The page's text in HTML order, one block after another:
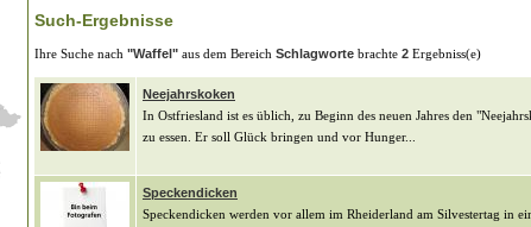
Such-Ergebnisse
Ihre Suche nach "Waffel" aus dem Bereich Schlagworte brachte 2 Ergebniss(e)
Neejahrskoken
In Ostfriesland ist es üblich, zu Beginn des neuen Jahres den
zu essen. Er soll Glück bringen und vor Hunger...
Speckendicken
Speckendicken werden vor allem im Rheiderland am Silvestertag in